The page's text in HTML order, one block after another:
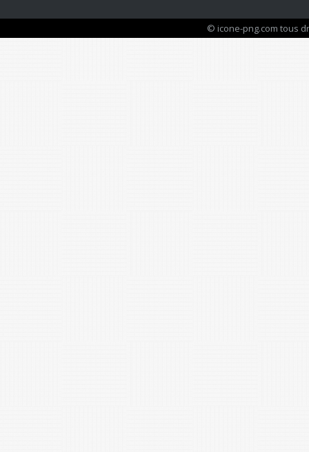
© icone-png.com tous